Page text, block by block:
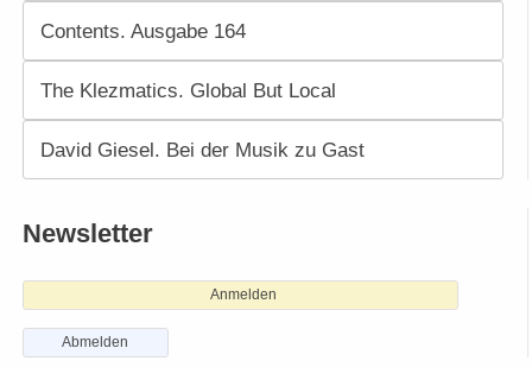
Contents. Ausgabe 164
The Klezmatics. Global But Local
David Giesel. Bei der Musik zu Gast
Newsletter
Anmelden
Abmelden